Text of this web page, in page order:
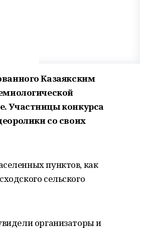
Казаякским
Участницы конкурса
со своих
пунктов, как
сельского
организаторы и